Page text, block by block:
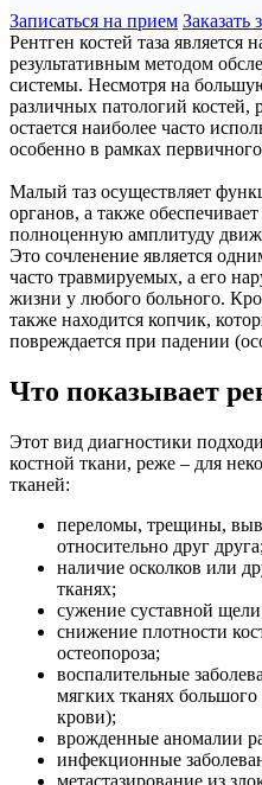
Записаться на прием Заказать
Рентген костей таза
результативным методом
системы. Несмотря на
различных патологий костей,
остается наиболее часто
особенно в рамках
Малый таз осуществляет
органов, а также
полноценную амплитуду
Это сочленение является
часто травмируемых, а его
жизни у любого больного.
также находится копчик,
повреждается при падении
Что показывает
Этот вид диагностики
костной ткани, реже – для
тканей:
переломы, трещины,
относительно друг друга;
наличие осколков или
тканях;
сужение суставной щели
снижение плотности
остеопороза;
воспалительные
мягких тканях
крови);
врожденные аномалии
инфекционные
метастазирование из